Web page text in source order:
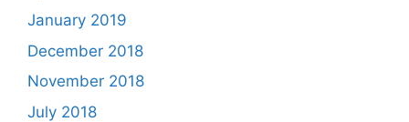
January 2019
December 2018
November 2018
July 2018